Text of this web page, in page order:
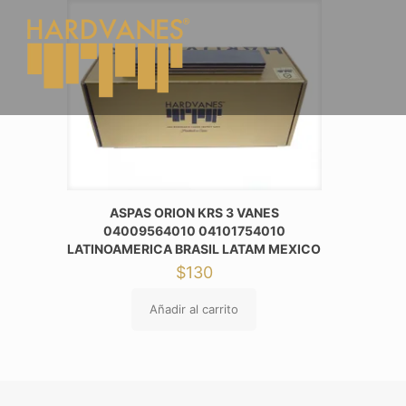
ASPAS ORION KRS 3 VANES
04009564010 04101754010
LATINOAMERICA BRASIL LATAM MEXICO
$130
Añadir al carrito